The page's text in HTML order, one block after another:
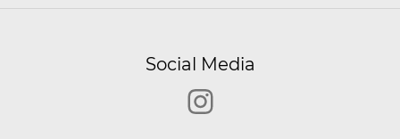
Social Media